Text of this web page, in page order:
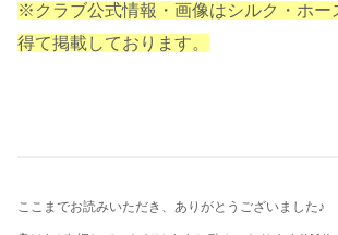
※クラブ公式情報・画像はシルク・ホー
得て掲載しております。
ここまでお読みいただき、ありがとうございました♪